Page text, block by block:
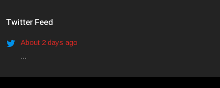
Twitter Feed
About 2 days ago
...